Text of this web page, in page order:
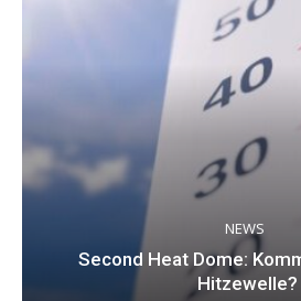
NEWS
Second Heat Dome:
Hitzewelle?